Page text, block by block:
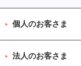
個人のお客さま
法人のお客さま